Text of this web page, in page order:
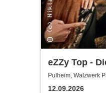
eZZy Top -
Coverband
Pulheim, Walzwerk
12.09.2026